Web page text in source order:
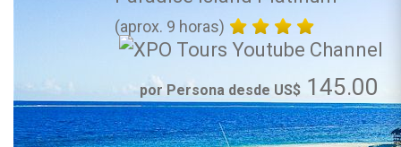
(aprox. 9 horas)
por Persona desde US$ 145.00